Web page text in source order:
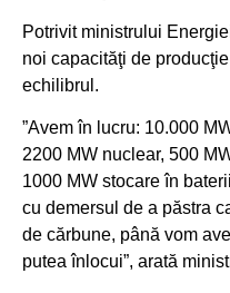
Potrivit ministrului
noi capacităţi de
echilibrul.
”Avem în lucru: 10.000
2200 MW nuclear, 500
1000 MW stocare în
cu demersul de a păstra
de cărbune, până vom
putea înlocui”, arată